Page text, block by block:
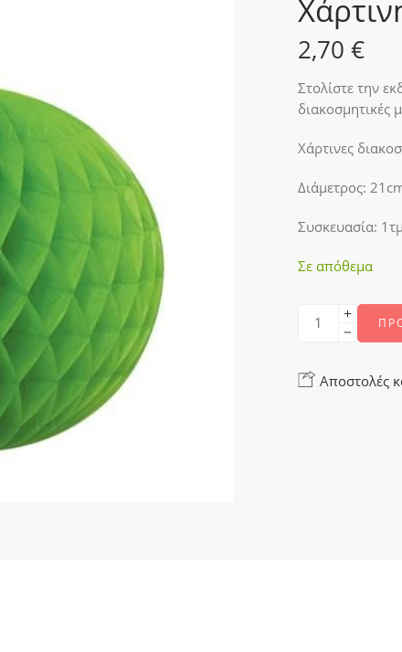
2,70 €
Στολίστε την
διακοσμητικές
Χάρτινες
Διάμετρος:
Συσκευασία:
Σε απόθεμα
Αποστολές